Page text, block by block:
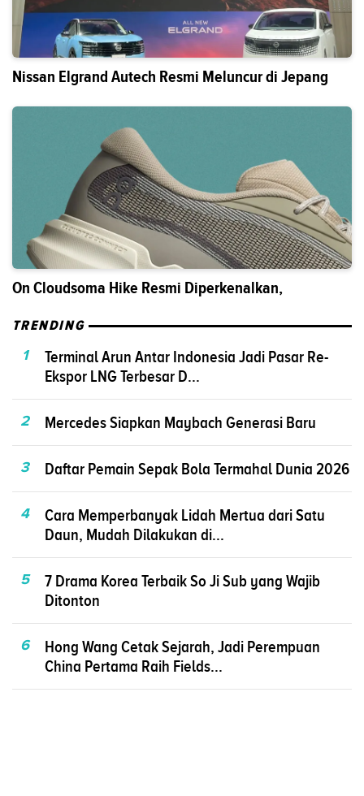
Nissan Elgrand Autech Resmi Meluncur di Jepang
On Cloudsoma Hike Resmi Diperkenalkan,
TRENDING
1
Terminal Arun Antar Indonesia Jadi Pasar Re-
Ekspor LNG Terbesar D...
2 Mercedes Siapkan Maybach Generasi Baru
3 Daftar Pemain Sepak Bola Termahal Dunia 2026
4
Cara Memperbanyak Lidah Mertua dari Satu
Daun, Mudah Dilakukan di...
5
7 Drama Korea Terbaik So Ji Sub yang Wajib
Ditonton
6
Hong Wang Cetak Sejarah, Jadi Perempuan
China Pertama Raih Fields...